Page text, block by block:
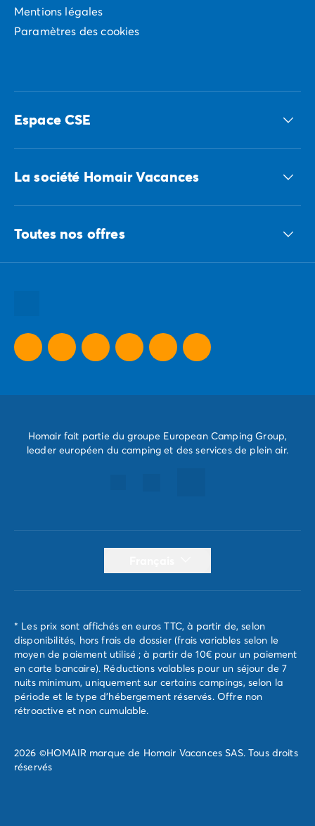
Mentions légales
Paramètres des cookies
Espace CSE
La société Homair Vacances
Nous recrutons
Toutes nos offres
Camping Dernière Minute
Homair fait partie du groupe European Camping Group,
leader européen du camping et des services de plein air.
* Les prix sont affichés en euros TTC, à partir de, selon
disponibilités, hors frais de dossier (frais variables selon le
moyen de paiement utilisé ; à partir de 10€ pour un paiement
en carte bancaire). Réductions valables pour un séjour de 7
nuits minimum, uniquement sur certains campings, selon la
période et le type d'hébergement réservés. Offre non
rétroactive et non cumulable.
2026 ©HOMAIR marque de Homair Vacances SAS. Tous droits
réservés